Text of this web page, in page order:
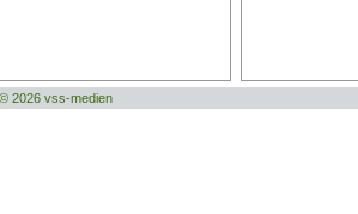
2026 vss-medien